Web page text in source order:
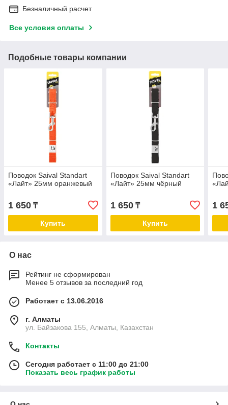
Безналичный расчет
Все условия оплаты
Подобные товары компании
Поводок Saival Standart
«Лайт» 25мм оранжевый
1 650 ₸
Купить
Поводок Saival Standart
«Лайт» 25мм чёрный
1 650₸
Купить
1
О нас
Рейтинг не сформирован
Менее 5 отзывов за последний год
Работает с 13.06.2016
г. Алматы
ул. Байзакова 155, Алматы, Казахстан
Контакты
Сегодня работает с 11:00 до 21:00
Показать весь график работы